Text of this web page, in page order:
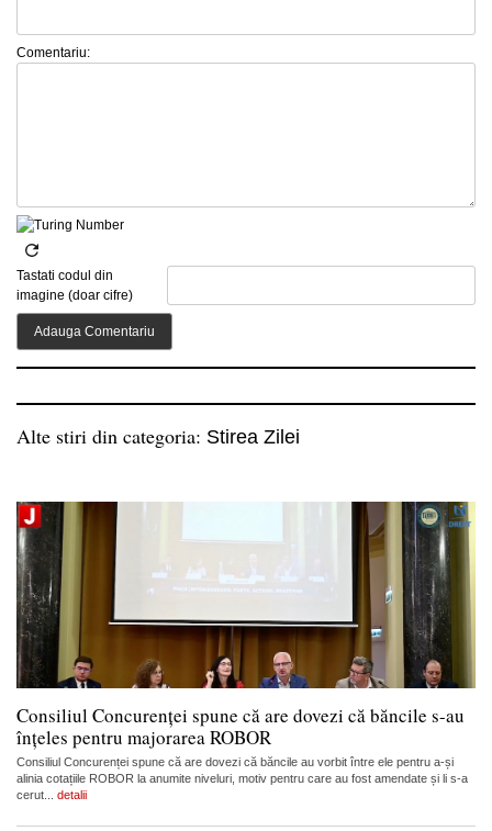
Comentariu:
Tastati codul din
imagine (doar cifre)
Alte stiri din categoria: Stirea Zilei
Consiliul Concurenței spune că are dovezi că băncile s-au
înțeles pentru majorarea ROBOR
Consiliul Concurenței spune că are dovezi că băncile au vorbit între ele pentru a-și
alinia cotațiile ROBOR la anumite niveluri, motiv pentru care au fost amendate și li s-a
cerut... detalii